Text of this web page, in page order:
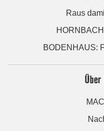
Raus
BODENHAUS:
Über